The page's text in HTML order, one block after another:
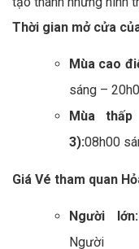
Thời gian mở cửa
Mùa cao
sáng –
Mùa
3):08h00
Giá Vé tham quan
Người lớn:
Người